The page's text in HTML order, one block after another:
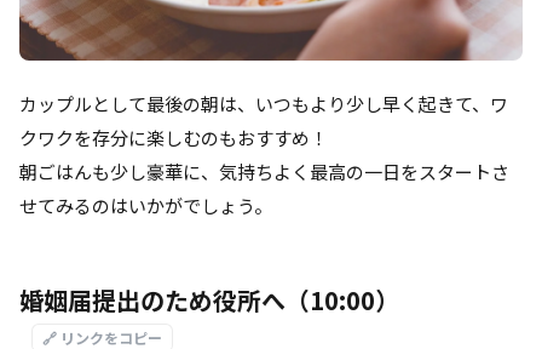
カップルとして最後の朝は、いつもより少し早く起きて、ワ
クワクを存分に楽しむのもおすすめ！
朝ごはんも少し豪華に、気持ちよく最高の一日をスタートさ
せてみるのはいかがでしょう。
婚姻届提出のため役所へ（10:00）
🔗 リンクをコピー